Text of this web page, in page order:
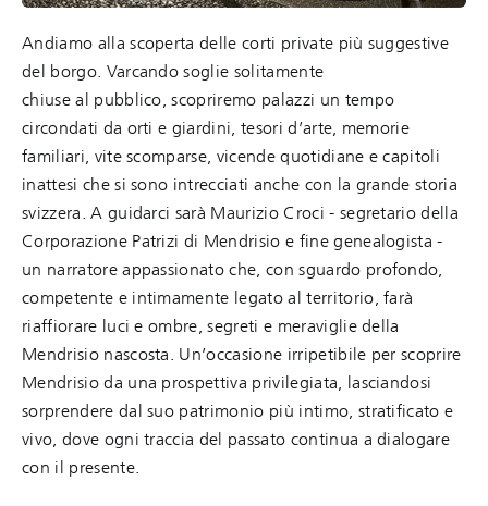
Andiamo alla scoperta delle corti private più suggestive
del borgo. Varcando soglie solitamente
chiuse al pubblico, scopriremo palazzi un tempo
circondati da orti e giardini, tesori d’arte, memorie
familiari, vite scomparse, vicende quotidiane e capitoli
inattesi che si sono intrecciati anche con la grande storia
svizzera. A guidarci sarà Maurizio Croci - segretario della
Corporazione Patrizi di Mendrisio e fine genealogista -
un narratore appassionato che, con sguardo profondo,
competente e intimamente legato al territorio, farà
riaffiorare luci e ombre, segreti e meraviglie della
Mendrisio nascosta. Un’occasione irripetibile per scoprire
Mendrisio da una prospettiva privilegiata, lasciandosi
sorprendere dal suo patrimonio più intimo, stratificato e
vivo, dove ogni traccia del passato continua a dialogare
con il presente.